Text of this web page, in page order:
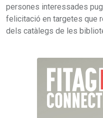
persones interessades
felicitació en targetes que
dels catàlegs de les